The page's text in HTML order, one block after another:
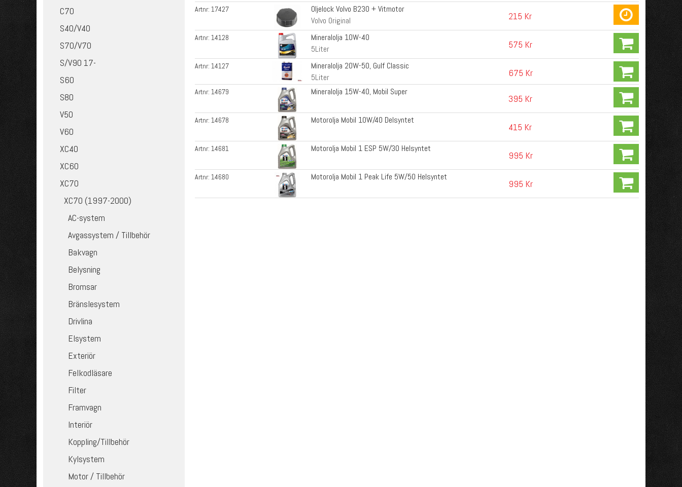
C70
S40/V40
S70/V70
S/V90 17-
S60
S80
V50
V60
XC40
XC60
XC70
XC70 (1997-2000)
AC-system
Avgassystem / Tillbehör
Bakvagn
Belysning
Bromsar
Bränslesystem
Drivlina
Elsystem
Exteriör
Felkodläsare
Filter
Framvagn
Interiör
Koppling/Tillbehör
Kylsystem
Motor / Tillbehör
Artnr:17427
Oljelock Volvo B230 + Vitmotor
Volvo Original
215 Kr
Artnr:14128
Mineralolja 10W-40
5Liter
575 Kr
Artnr:14127
Mineralolja 20W-50, Gulf Classic
5Liter
675 Kr
Artnr:14679 Mineralolja 15W-40, Mobil Super
395 Kr
Artnr:14678 Motorolja Mobil 10W/40 Delsyntet
415 Kr
Artnr:14681 Motorolja Mobil 1 ESP 5W/30 Helsyntet
995 Kr
Artnr:14680 Motorolja Mobil 1 Peak Life 5W/50 Helsyntet
995 Kr